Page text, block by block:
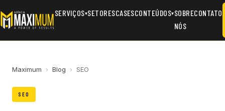
SERVIÇOS▾SETORESCASESCONTEÚDOS▾SOBRE
NÓS
CONTATO
Maximum › Blog › SEO
SEO